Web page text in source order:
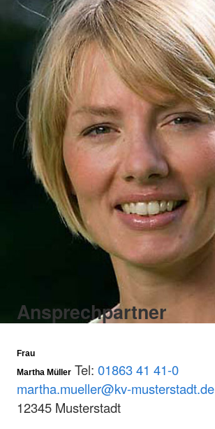
Ansprechpartner
Frau
Martha Müller Tel: 01863 41 41-0
martha.mueller@kv-musterstadt.de
12345 Musterstadt